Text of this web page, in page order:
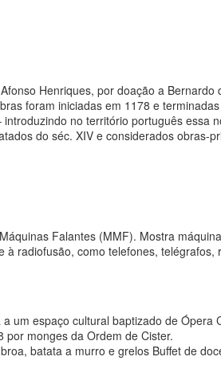
Henriques, por doação a Bernardo
foram iniciadas em 1178 e
no território português essa
do séc. XIV e considerados obras-
Falantes (MMF). Mostra
radiofusão, como telefones, telégrafos,
um espaço cultural baptizado de Ópera
monges da Ordem de Cister.
batata a murro e grelos Buffet de